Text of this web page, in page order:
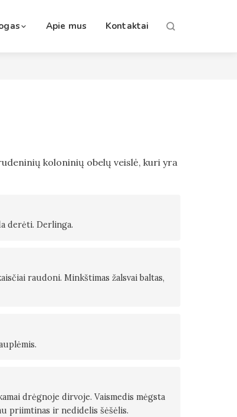
Apie mus Kontaktai
koloninių obelų veislė, kuri yra
derėti. Derlinga.
raudoni. Minkštimas žalsvai baltas,
drėgnoje dirvoje. Vaismedis mėgsta
priimtinas ir nedidelis šėšėlis.